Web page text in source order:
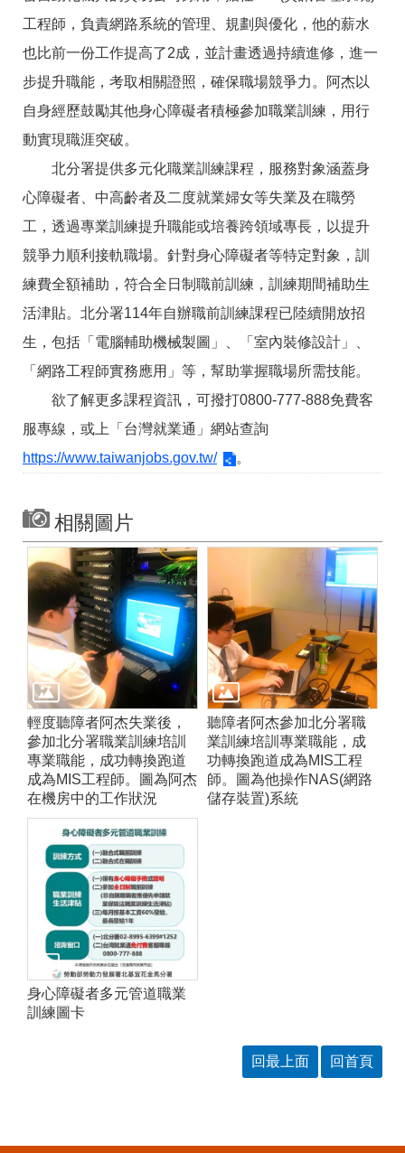
工程師，負責網路系統的管理、規劃與優化，他的薪水
也比前一份工作提高了2成，並計畫透過持續進修，進一
步提升職能，考取相關證照，確保職場競爭力。阿杰以
自身經歷鼓勵其他身心障礙者積極參加職業訓練，用行
動實現職涯突破。
北分署提供多元化職業訓練課程，服務對象涵蓋身
心障礙者、中高齡者及二度就業婦女等失業及在職勞
工，透過專業訓練提升職能或培養跨領域專長，以提升
競爭力順利接軌職場。針對身心障礙者等特定對象，訓
練費全額補助，符合全日制職前訓練，訓練期間補助生
活津貼。北分署114年自辦職前訓練課程已陸續開放招
生，包括「電腦輔助機械製圖」、「室內裝修設計」、
「網路工程師實務應用」等，幫助掌握職場所需技能。
欲了解更多課程資訊，可撥打0800-777-888免費客
服專線，或上「台灣就業通」網站查詢
https://www.taiwanjobs.gov.tw/
。
相關圖片
輕度聽障者阿杰失業後，
參加北分署職業訓練培訓
專業職能，成功轉換跑道
成為MIS工程師。圖為阿杰
在機房中的工作狀況
聽障者阿杰參加北分署職
業訓練培訓專業職能，成
功轉換跑道成為MIS工程
師。圖為他操作NAS(網路
儲存裝置)系統
身心障礙者多元管道職業
訓練圖卡
回最上面 回首頁